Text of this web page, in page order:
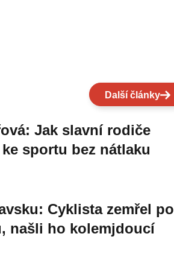
Další články
Jak slavní rodiče
sportu bez nátlaku
Cyklista zemřel po
našli ho kolemjdoucí